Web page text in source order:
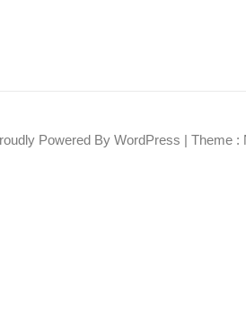
Powered By WordPress | Theme :